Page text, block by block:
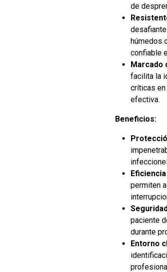
de
húmedos
confiable
Marcado
facilita la
críticas
efectiva.
Beneficios:
permiten
paciente
durante
Entorno